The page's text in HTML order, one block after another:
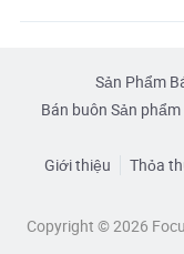
Sản Phẩm
Bán buôn Sản
Giới thiệu
Thỏa
Copyright © 2026